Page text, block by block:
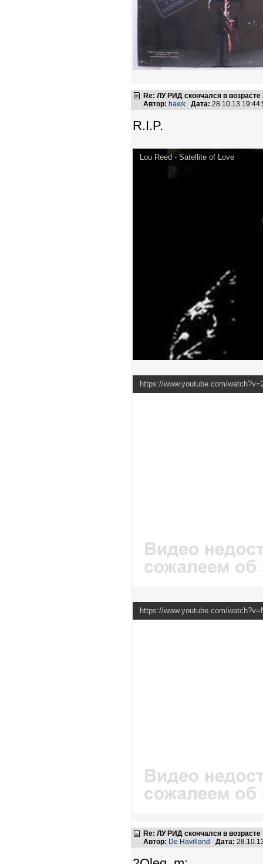
Re: ЛУ РИД скончался в возрасте
Автор: hawk Дата: 28.10.13
R.I.P.
Lou Reed - Satellite of Love
https://www.youtube.com/
https://www.youtube.com/
Re: ЛУ РИД скончался в возрасте
Автор: De Havilland Дата: